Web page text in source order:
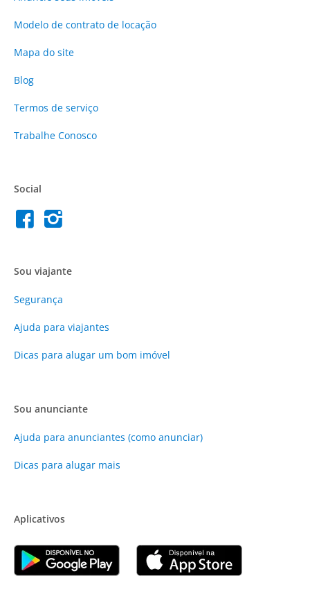
Modelo de contrato de locação
Mapa do site
Blog
Termos de serviço
Trabalhe Conosco
Social
Sou viajante
Segurança
Ajuda para viajantes
Dicas para alugar um bom imóvel
Sou anunciante
Ajuda para anunciantes (como anunciar)
Dicas para alugar mais
Aplicativos